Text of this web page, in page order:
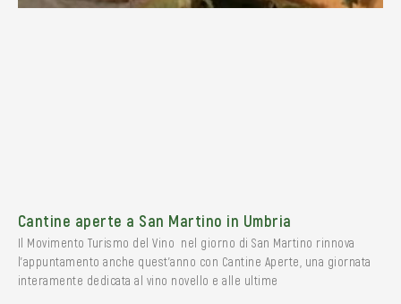
Cantine aperte a San Martino in Umbria
Il Movimento Turismo del Vino nel giorno di San Martino rinnova
l’appuntamento anche quest’anno con Cantine Aperte, una giornata
interamente dedicata al vino novello e alle ultime